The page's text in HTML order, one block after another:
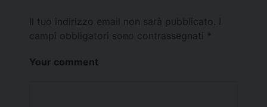
Il tuo indirizzo email non sarà pubblicato.
campi obbligatori sono contrassegnati *
Your comment